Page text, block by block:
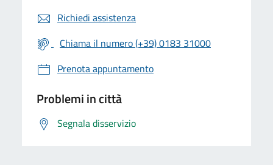
Richiedi assistenza
Chiama il numero (+39) 0183 31000
Prenota appuntamento
Problemi in città
Segnala disservizio